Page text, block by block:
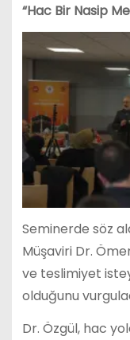
“Hac Bir Nasip
Seminerde söz
Müşaviri Dr.
ve teslimiyet
olduğunu
Dr. Özgül, hac